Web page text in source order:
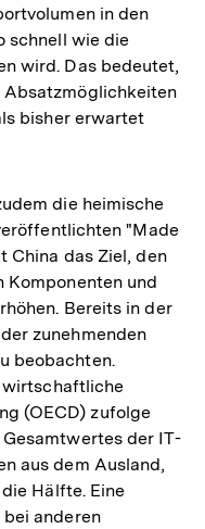
in den
schnell wie die
wird. Das bedeutet,
bisher erwartet
die heimische
"Made
China das Ziel, den
und
Bereits in der
zunehmenden
beobachten.
(OECD) zufolge
der IT-
aus dem Ausland,
Hälfte. Eine
anderen